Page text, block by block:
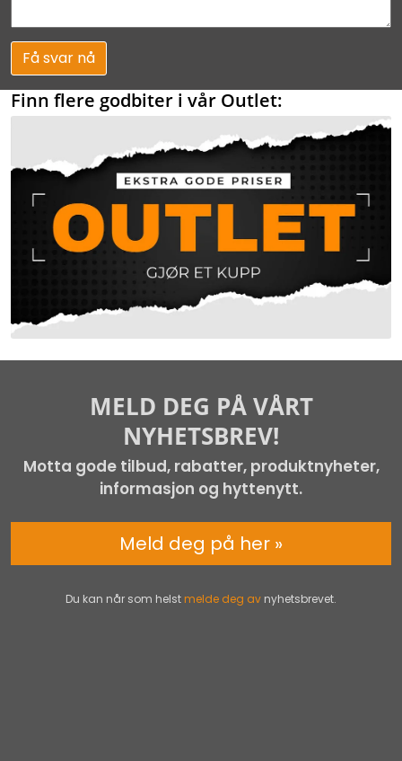
Få svar nå
Finn flere godbiter i vår Outlet:
MELD DEG PÅ VÅRT
NYHETSBREV!
Motta gode tilbud, rabatter, produktnyheter,
informasjon og hyttenytt.
Du kan når som helst melde deg av nyhetsbrevet.
Meld deg på her »